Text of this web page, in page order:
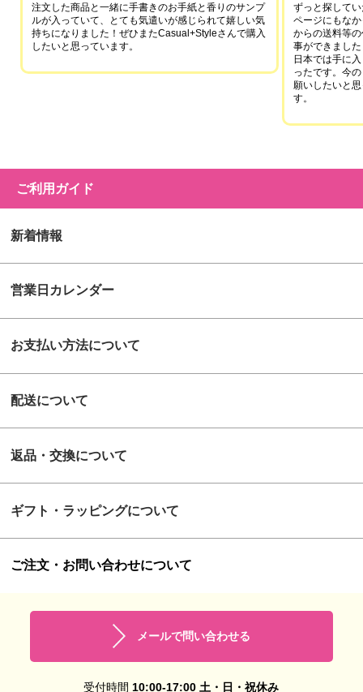
注文した商品と一緒に手書きのお手紙と香りのサンプ
ルが入っていて、とても気遣いが感じられて嬉しい気
持ちになりました！ぜひまたCasual+Styleさんで購入
したいと思っています。
ずっと探して
ページにもな
からの送料等
事ができました
日本では手に
ったです。今
願いしたいと
す。
ご利用ガイド
新着情報
営業日カレンダー
お支払い方法について
配送について
返品・交換について
ギフト・ラッピングについて
ご注文・お問い合わせについて
メールで問い合わせる
受付時間 10:00-17:00 土・日・祝休み